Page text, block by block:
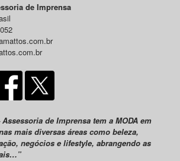
de Imprensa
de Imprensa tem a MODA em
mais diversas áreas como beleza,
negócios e lifestyle, abrangendo as